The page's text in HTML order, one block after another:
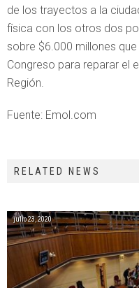
de los trayectos a la
física con los otros dos
sobre $6.000 millones
Congreso para reparar el
Región.
Fuente: Emol.com
RELATED NEWS
julio 23, 2020